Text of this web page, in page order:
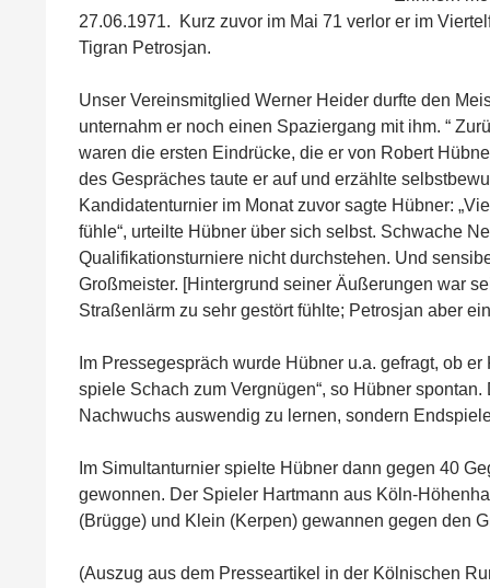
27.06.1971. Kurz zuvor im Mai 71 verlor er im
Tigran Petrosjan.
Unser Vereinsmitglied Werner Heider durfte den
unternahm er noch einen Spaziergang mit ihm. “
waren die ersten Eindrücke, die er von Robert
des Gespräches taute er auf und erzählte
Kandidatenturnier im Monat zuvor sagte Hübner:
fühle“, urteilte Hübner über sich selbst. Schwache
Qualifikationsturniere nicht durchstehen. Und
Großmeister. [Hintergrund seiner Äußerungen war
Straßenlärm zu sehr gestört fühlte; Petrosjan aber
Im Pressegespräch wurde Hübner u.a. gefragt, ob
spiele Schach zum Vergnügen“, so Hübner
Nachwuchs auswendig zu lernen, sondern
Im Simultanturnier spielte Hübner dann gegen 40
gewonnen. Der Spieler Hartmann aus Köln-
(Brügge) und Klein (Kerpen) gewannen gegen den
(Auszug aus dem Presseartikel in der Kölnischen